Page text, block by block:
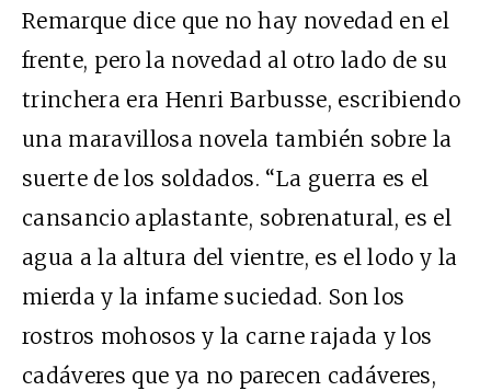
Remarque dice que no hay novedad en el
frente, pero la novedad al otro lado de su
trinchera era Henri Barbusse, escribiendo
una maravillosa novela también sobre la
suerte de los soldados. “La guerra es el
cansancio aplastante, sobrenatural, es el
agua a la altura del vientre, es el lodo y la
mierda y la infame suciedad. Son los
rostros mohosos y la carne rajada y los
cadáveres que ya no parecen cadáveres,